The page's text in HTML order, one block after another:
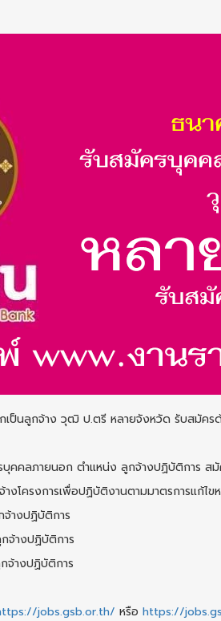
เป็นลูกจ้าง วุฒิ ป.ตรี หลายจังหวัด รับสมัคร
บุคคลภายนอก ตำแหน่ง ลูกจ้างปฏิบัติการ ส
งโครงการเพื่อปฏิบัติงานตามมาตรการแก้ไข
างปฏิบัติการ
จ้างปฏิบัติการ
จ้างปฏิบัติการ
jobs.gsb.or.th/ หรือ https://